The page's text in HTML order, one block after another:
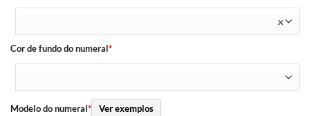
×
Cor de fundo do numeral*
Modelo do numeral* Ver exemplos